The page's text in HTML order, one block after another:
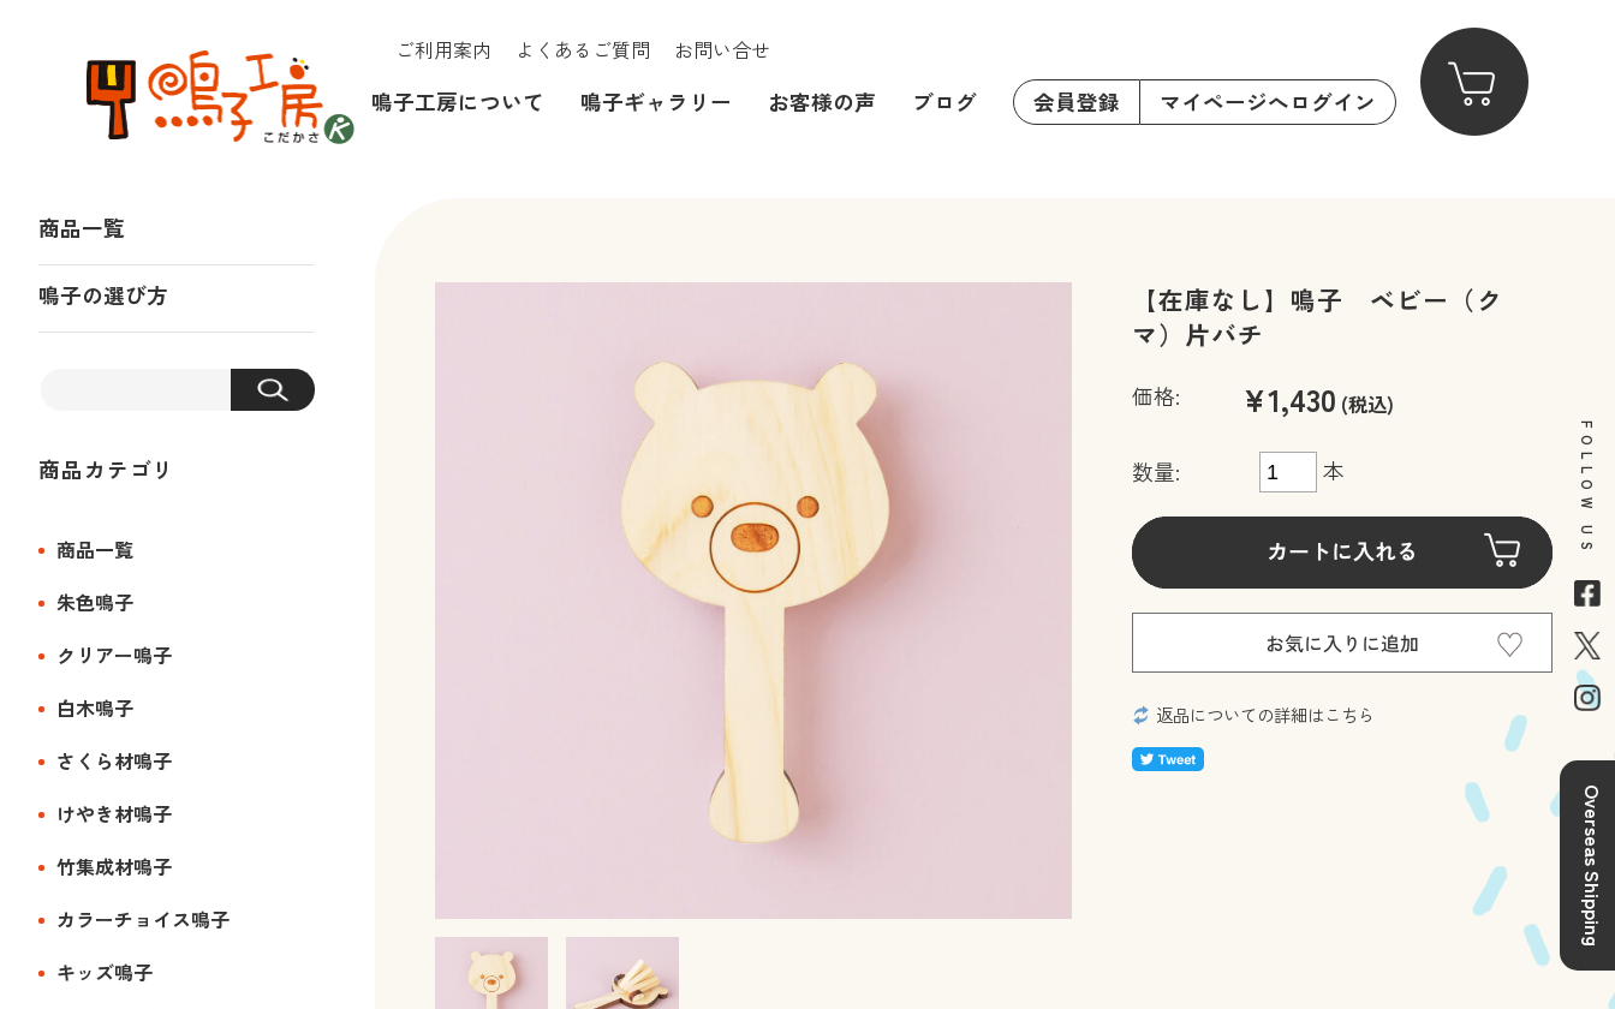
ご利用案内 よくあるご質問 お問い合せ
鳴子工房について 鳴子ギャラリー お客様の声 ブログ 会員登録 マイページへログイン
【在庫なし】鳴子 ベビー（ク
マ）片バチ
価格: ¥1,430 (税込)
数量: 本
返品についての詳細はこちら
商品一覧
鳴子の選び方
商品カテゴリ
商品一覧
朱色鳴子
クリアー鳴子
白木鳴子
さくら材鳴子
けやき材鳴子
竹集成材鳴子
カラーチョイス鳴子
キッズ鳴子
FOLLOW US
Overseas Shipping